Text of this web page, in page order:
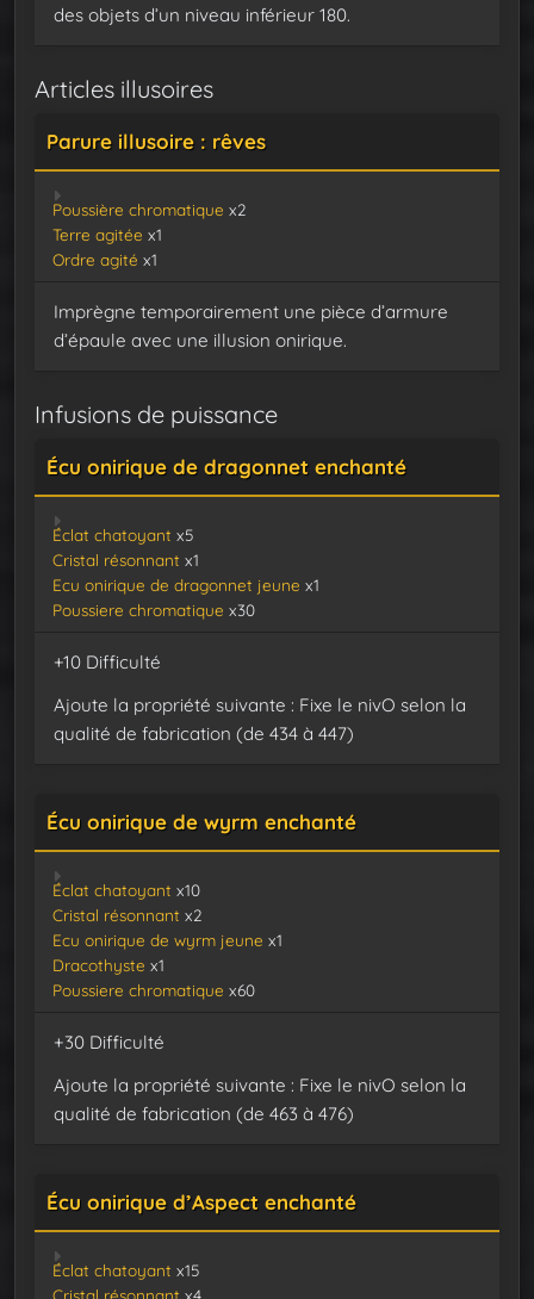
des objets d’un niveau inférieur 180.
Articles illusoires
Parure illusoire : rêves
Poussière chromatique x2
Terre agitée x1
Ordre agité x1
Imprègne temporairement une pièce d’armure
d’épaule avec une illusion onirique.
Infusions de puissance
Écu onirique de dragonnet enchanté
Éclat chatoyant x5
Cristal résonnant x1
Ecu onirique de dragonnet jeune x1
Poussiere chromatique x30
+10 Difficulté
Ajoute la propriété suivante : Fixe le nivO selon la
qualité de fabrication (de 434 à 447)
Écu onirique de wyrm enchanté
Éclat chatoyant x10
Cristal résonnant x2
Ecu onirique de wyrm jeune x1
Dracothyste x1
Poussiere chromatique x60
+30 Difficulté
Ajoute la propriété suivante : Fixe le nivO selon la
qualité de fabrication (de 463 à 476)
Écu onirique d’Aspect enchanté
Éclat chatoyant x15
Cristal résonnant x4